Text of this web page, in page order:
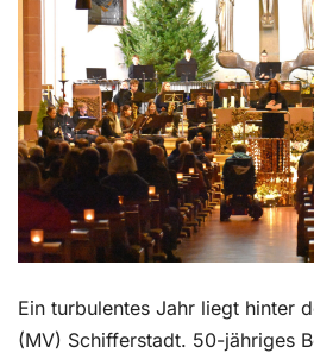
Ein turbulentes Jahr liegt hinter
(MV) Schifferstadt. 50-jähriges